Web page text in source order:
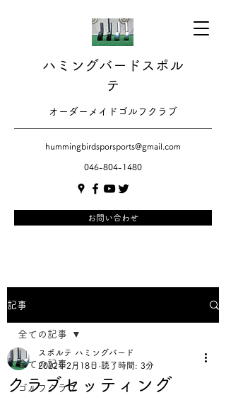
ハミングバードスポル
テ
​​オーダーメイドゴルフクラブ
hummingbirdsporsports@gmail.com
046-804-1480
お問い合わせ
記事
全ての記事
ゴルフクラブ
全ての記事
クラブセッティング
スポルテ ハミングバード
2022年2月18日 読了時間: 3分